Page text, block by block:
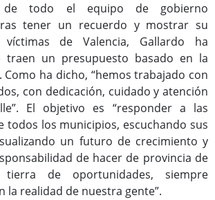
de todo el equipo de gobierno
tener un recuerdo y mostrar su
de Valencia, Gallardo ha
traen un presupuesto basado en la
Como ha dicho, “hemos trabajado con
con dedicación, cuidado y atención
El objetivo es “responder a las
todos los municipios, escuchando sus
un futuro de crecimiento y
de hacer de provincia de
tierra de oportunidades, siempre
la realidad de nuestra gente”.